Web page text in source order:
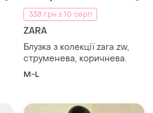
699 грн 18
Tommy Hilfiger
від бренд tommy hilfiger